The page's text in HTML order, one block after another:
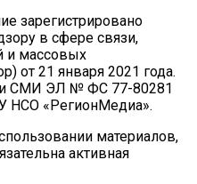
зарегистрировано
в сфере связи,
и массовых
от 21 января 2021 года.
СМИ ЭЛ № ФС 77-80281
НСО «РегионМедиа».
материалов,
активная